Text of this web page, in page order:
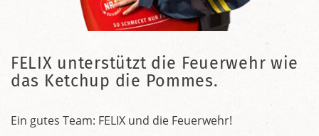
FELIX unterstützt die Feuerwehr wie
das Ketchup die Pommes.
Ein gutes Team: FELIX und die Feuerwehr!